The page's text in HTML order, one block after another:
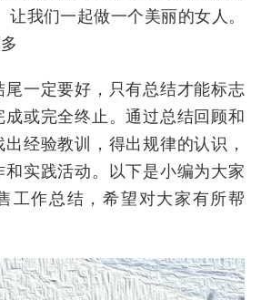
让我们一起做一个美丽的女人。
尾一定要好，只有总结才能标志
或完全终止。通过总结回顾和
经验教训，得出规律的认识，
和实践活动。以下是小编为大家
工作总结，希望对大家有所帮